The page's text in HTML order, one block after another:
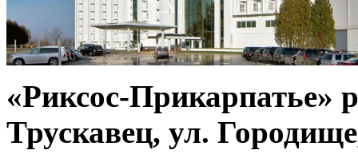
«Риксос-Прикарпатье»
Трускавец, ул.